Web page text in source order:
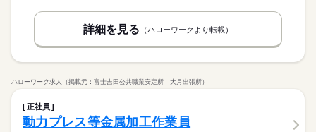
詳細を見る （ハローワークより転載）
ハローワーク求人（掲載元：富士吉田公共職業安定所 大月出張所）
正社員
動力プレス等金属加工作業員